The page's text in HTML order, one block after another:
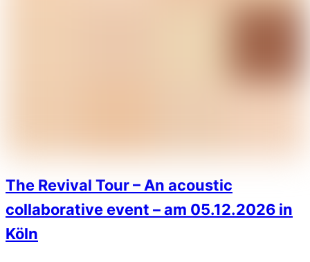
The Revival Tour – An acoustic
collaborative event – am 05.12.2026 in
Köln